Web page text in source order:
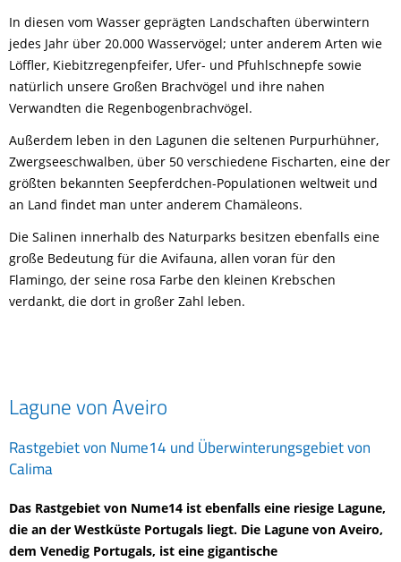
In diesen vom Wasser geprägten Landschaften überwintern
jedes Jahr über 20.000 Wasservögel; unter anderem Arten wie
Löffler, Kiebitzregenpfeifer, Ufer- und Pfuhlschnepfe sowie
natürlich unsere Großen Brachvögel und ihre nahen
Verwandten die Regenbogenbrachvögel.
Außerdem leben in den Lagunen die seltenen Purpurhühner,
Zwergseeschwalben, über 50 verschiedene Fischarten, eine der
größten bekannten Seepferdchen-Populationen weltweit und
an Land findet man unter anderem Chamäleons.
Die Salinen innerhalb des Naturparks besitzen ebenfalls eine
große Bedeutung für die Avifauna, allen voran für den
Flamingo, der seine rosa Farbe den kleinen Krebschen
verdankt, die dort in großer Zahl leben.
Lagune von Aveiro
Rastgebiet von Nume14 und Überwinterungsgebiet von
Calima
Das Rastgebiet von Nume14 ist ebenfalls eine riesige Lagune,
die an der Westküste Portugals liegt. Die Lagune von Aveiro,
dem Venedig Portugals, ist eine gigantische